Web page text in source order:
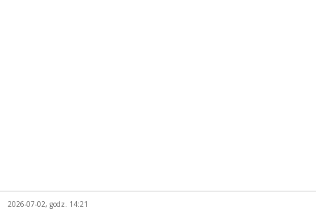
2026-07-02, godz. 14:21